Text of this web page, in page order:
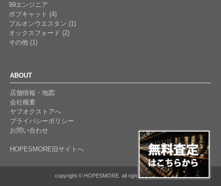
99エンジニア
ボブキャット (4)
プルオンウエスタン (1)
オックスフォード (2)
その他 (1)
ABOUT
店舗情報・地図
会社概要
ヤフオクストアへ
プライバシーポリシー
お問い合わせ
HOPESMORE旧サイトへ
copyright © HOPESMORE. all rights reserved.